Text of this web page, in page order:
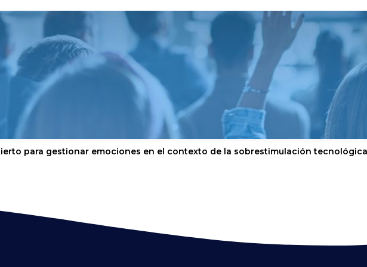
para gestionar emociones en el contexto de la sobrestimulación tecnológica